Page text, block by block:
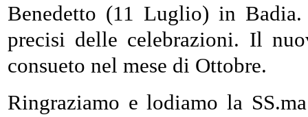
Benedetto (11 Luglio) in
precisi delle celebrazioni. Il
consueto nel mese di Ottobre.
Ringraziamo e lodiamo la